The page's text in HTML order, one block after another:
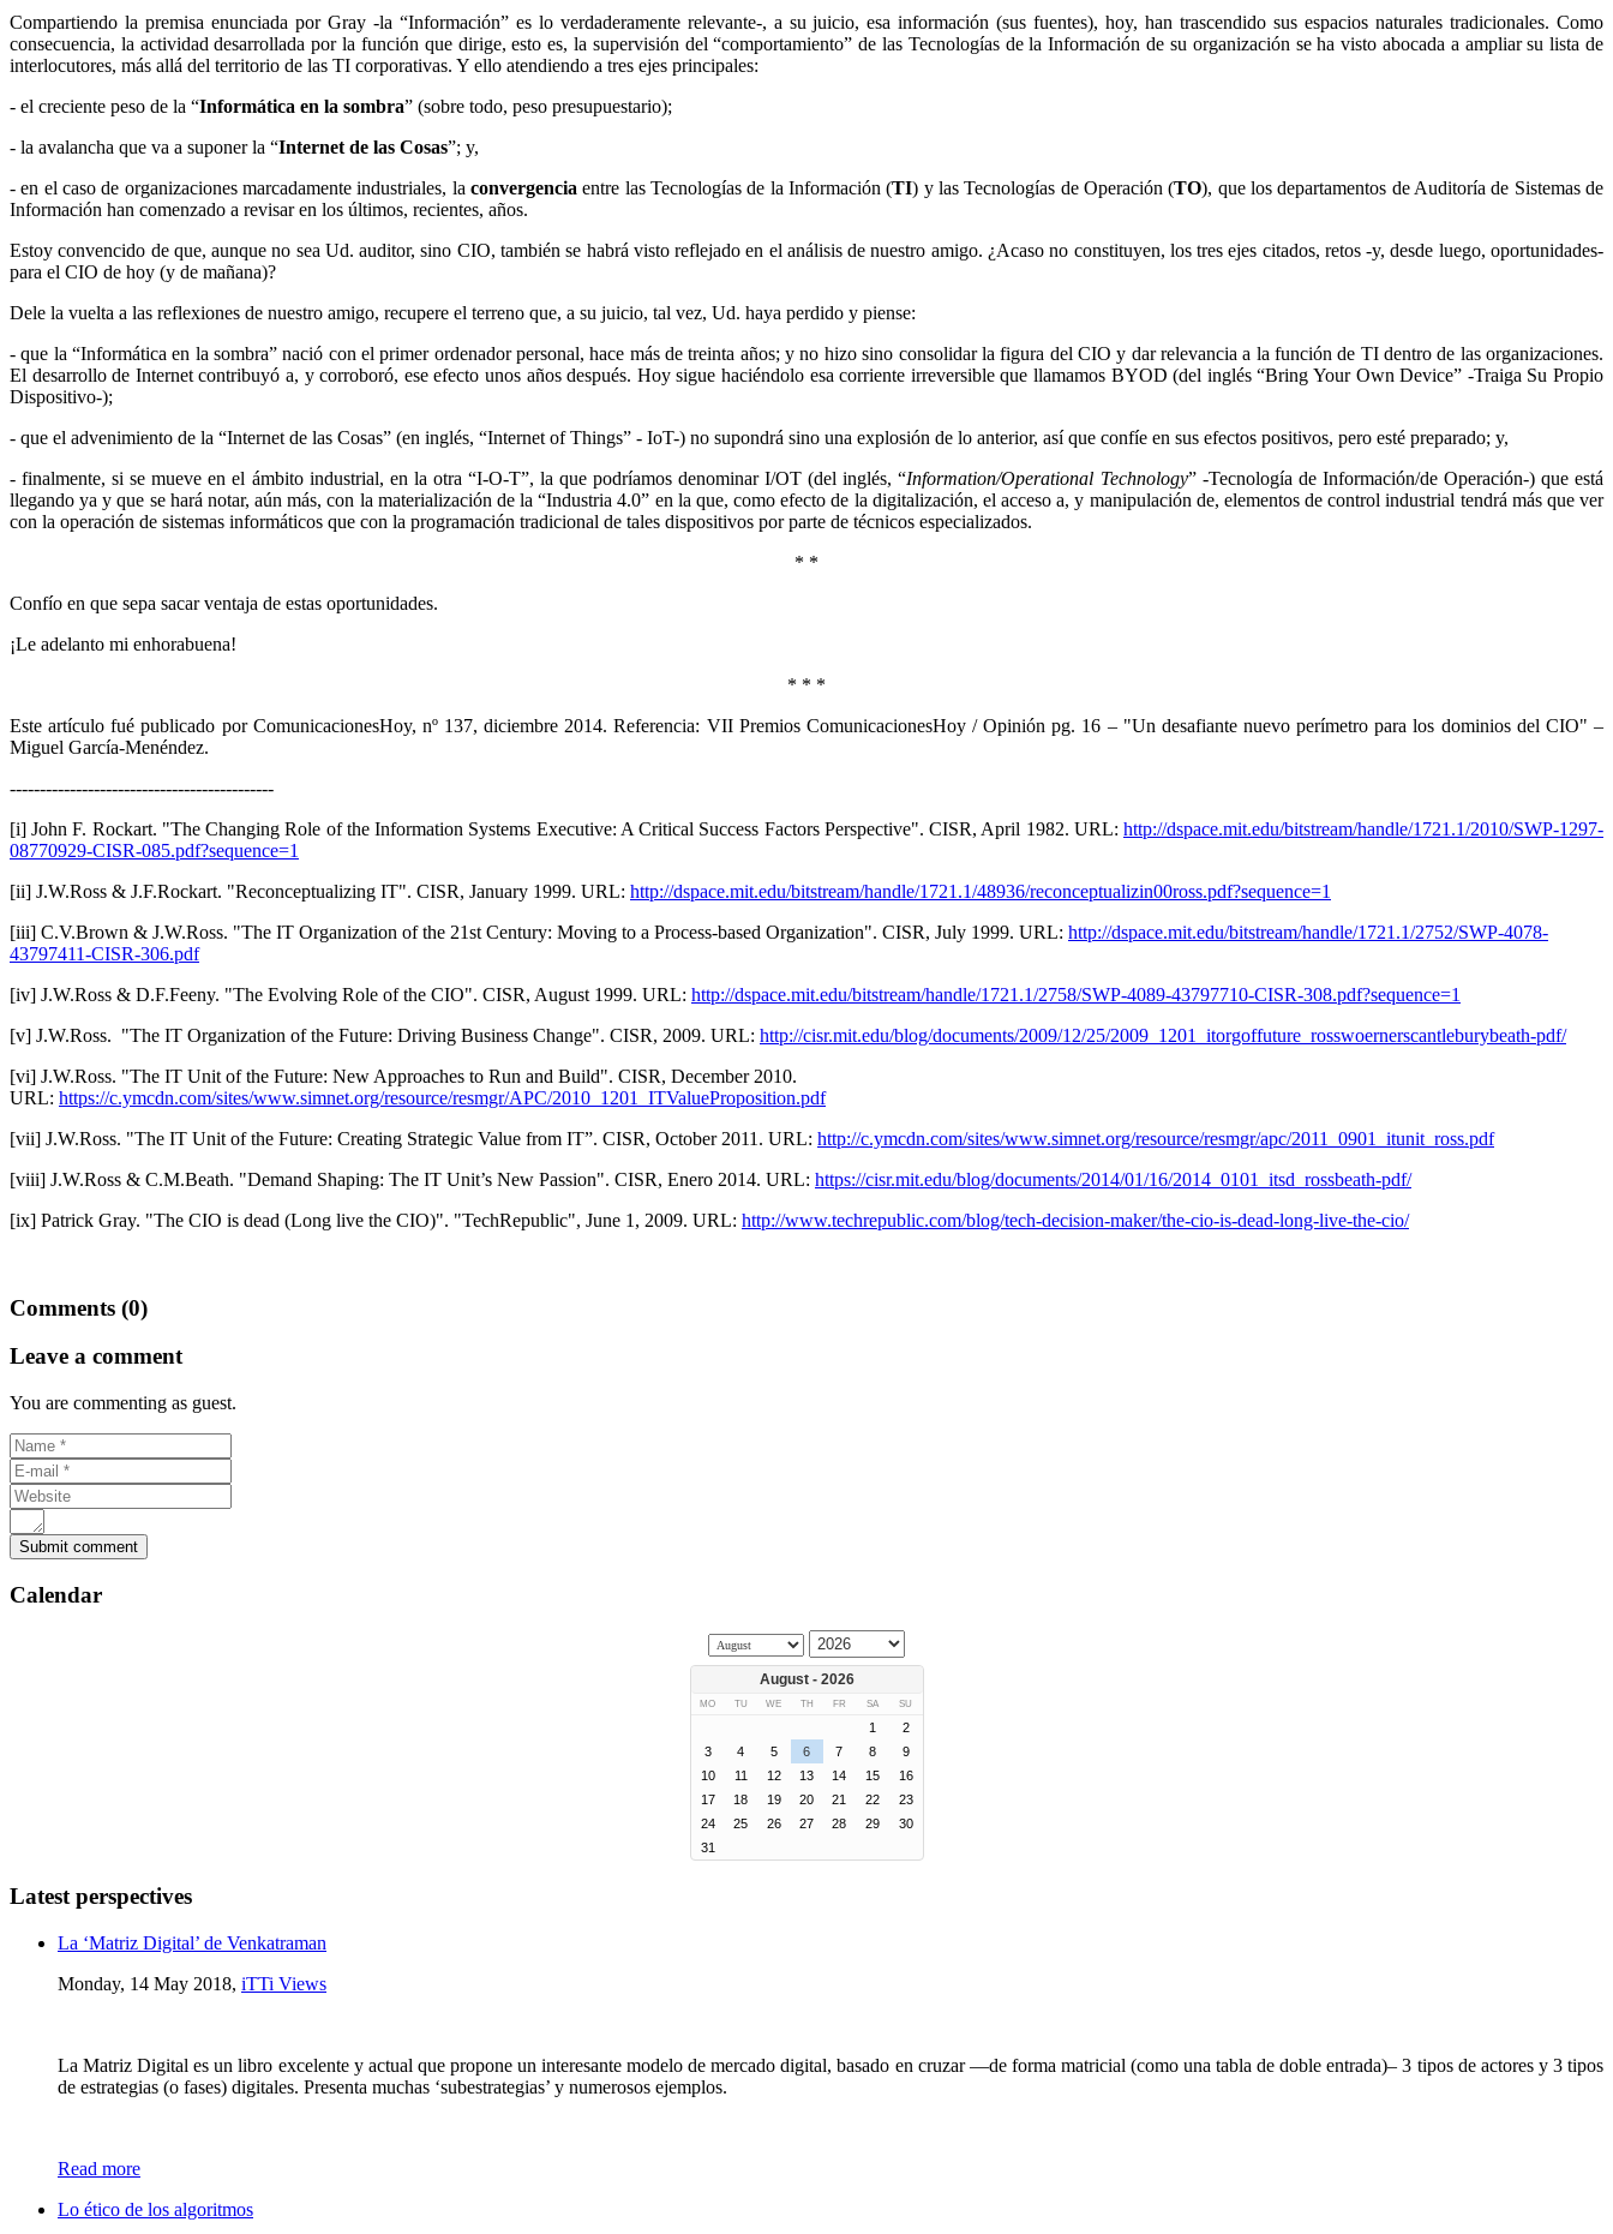
Compartiendo la premisa enunciada por Gray -la “Información” es lo verdaderamente relevante-, a su juicio, esa información (sus fuentes), hoy, han trascendido sus espacios naturales tradicionales. Como
consecuencia, la actividad desarrollada por la función que dirige, esto es, la supervisión del “comportamiento” de las Tecnologías de la Información de su organización se ha visto abocada a ampliar su lista de
interlocutores, más allá del territorio de las TI corporativas. Y ello atendiendo a tres ejes principales:
- el creciente peso de la “Informática en la sombra” (sobre todo, peso presupuestario);
- la avalancha que va a suponer la “Internet de las Cosas”; y,
- en el caso de organizaciones marcadamente industriales, la convergencia entre las Tecnologías de la Información (TI) y las Tecnologías de Operación (TO), que los departamentos de Auditoría de Sistemas de
Información han comenzado a revisar en los últimos, recientes, años.
Estoy convencido de que, aunque no sea Ud. auditor, sino CIO, también se habrá visto reflejado en el análisis de nuestro amigo. ¿Acaso no constituyen, los tres ejes citados, retos -y, desde luego, oportunidades-
para el CIO de hoy (y de mañana)?
Dele la vuelta a las reflexiones de nuestro amigo, recupere el terreno que, a su juicio, tal vez, Ud. haya perdido y piense:
- que la “Informática en la sombra” nació con el primer ordenador personal, hace más de treinta años; y no hizo sino consolidar la figura del CIO y dar relevancia a la función de TI dentro de las organizaciones.
El desarrollo de Internet contribuyó a, y corroboró, ese efecto unos años después. Hoy sigue haciéndolo esa corriente irreversible que llamamos BYOD (del inglés “Bring Your Own Device” -Traiga Su Propio
Dispositivo-);
- que el advenimiento de la “Internet de las Cosas” (en inglés, “Internet of Things” - IoT-) no supondrá sino una explosión de lo anterior, así que confíe en sus efectos positivos, pero esté preparado; y,
- finalmente, si se mueve en el ámbito industrial, en la otra “I-O-T”, la que podríamos denominar I/OT (del inglés, “Information/Operational Technology” -Tecnología de Información/de Operación-) que está
llegando ya y que se hará notar, aún más, con la materialización de la “Industria 4.0” en la que, como efecto de la digitalización, el acceso a, y manipulación de, elementos de control industrial tendrá más que ver
con la operación de sistemas informáticos que con la programación tradicional de tales dispositivos por parte de técnicos especializados.
* *
Confío en que sepa sacar ventaja de estas oportunidades.
¡Le adelanto mi enhorabuena!
* * *
Este artículo fué publicado por ComunicacionesHoy, nº 137, diciembre 2014. Referencia: VII Premios ComunicacionesHoy / Opinión pg. 16 – "Un desafiante nuevo perímetro para los dominios del CIO" –
Miguel García-Menéndez.
--------------------------------------------
[i] John F. Rockart. "The Changing Role of the Information Systems Executive: A Critical Success Factors Perspective". CISR, April 1982. URL: http://dspace.mit.edu/bitstream/handle/1721.1/2010/SWP-1297-
08770929-CISR-085.pdf?sequence=1
[ii] J.W.Ross & J.F.Rockart. "Reconceptualizing IT". CISR, January 1999. URL: http://dspace.mit.edu/bitstream/handle/1721.1/48936/reconceptualizin00ross.pdf?sequence=1
[iii] C.V.Brown & J.W.Ross. "The IT Organization of the 21st Century: Moving to a Process-based Organization". CISR, July 1999. URL: http://dspace.mit.edu/bitstream/handle/1721.1/2752/SWP-4078-
43797411-CISR-306.pdf
[iv] J.W.Ross & D.F.Feeny. "The Evolving Role of the CIO". CISR, August 1999. URL: http://dspace.mit.edu/bitstream/handle/1721.1/2758/SWP-4089-43797710-CISR-308.pdf?sequence=1
[v] J.W.Ross. "The IT Organization of the Future: Driving Business Change". CISR, 2009. URL: http://cisr.mit.edu/blog/documents/2009/12/25/2009_1201_itorgoffuture_rosswoernerscantleburybeath-pdf/
[vi] J.W.Ross. "The IT Unit of the Future: New Approaches to Run and Build". CISR, December 2010.
URL: https://c.ymcdn.com/sites/www.simnet.org/resource/resmgr/APC/2010_1201_ITValueProposition.pdf
[vii] J.W.Ross. "The IT Unit of the Future: Creating Strategic Value from IT”. CISR, October 2011. URL: http://c.ymcdn.com/sites/www.simnet.org/resource/resmgr/apc/2011_0901_itunit_ross.pdf
[viii] J.W.Ross & C.M.Beath. "Demand Shaping: The IT Unit’s New Passion". CISR, Enero 2014. URL: https://cisr.mit.edu/blog/documents/2014/01/16/2014_0101_itsd_rossbeath-pdf/
[ix] Patrick Gray. "The CIO is dead (Long live the CIO)". "TechRepublic", June 1, 2009. URL: http://www.techrepublic.com/blog/tech-decision-maker/the-cio-is-dead-long-live-the-cio/
Comments (0)
Leave a comment
You are commenting as guest.
Calendar
August - 2026
MO TU WE TH FR SA SU
1
2
3
4 5 6 7 8
9
10
11 12 13 14 15
16
17
18 19 20 21 22
23
24
25 26 27 28 29
30
31
Latest perspectives
La ‘Matriz Digital’ de Venkatraman
Monday, 14 May 2018, iTTi Views
La Matriz Digital es un libro excelente y actual que propone un interesante modelo de mercado digital, basado en cruzar —de forma matricial (como una tabla de doble entrada)– 3 tipos de actores y 3 tipos
de estrategias (o fases) digitales. Presenta muchas ‘subestrategias’ y numerosos ejemplos.
Read more
Lo ético de los algoritmos